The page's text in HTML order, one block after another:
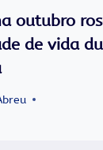
outubro
de vida